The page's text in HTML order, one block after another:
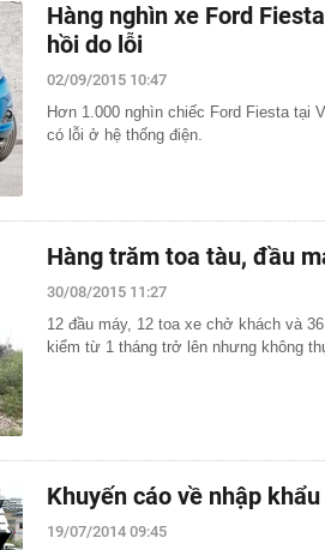
Hàng nghìn xe Ford
hồi do lỗi
02/09/2015 10:47
Hơn 1.000 nghìn chiếc Ford Fiesta tại
có lỗi ở hệ thống điện.
Hàng trăm toa tàu, đầu
30/08/2015 11:27
12 đầu máy, 12 toa xe chở khách và
kiểm từ 1 tháng trở lên nhưng không
Khuyến cáo về nhập
19/07/2014 09:45